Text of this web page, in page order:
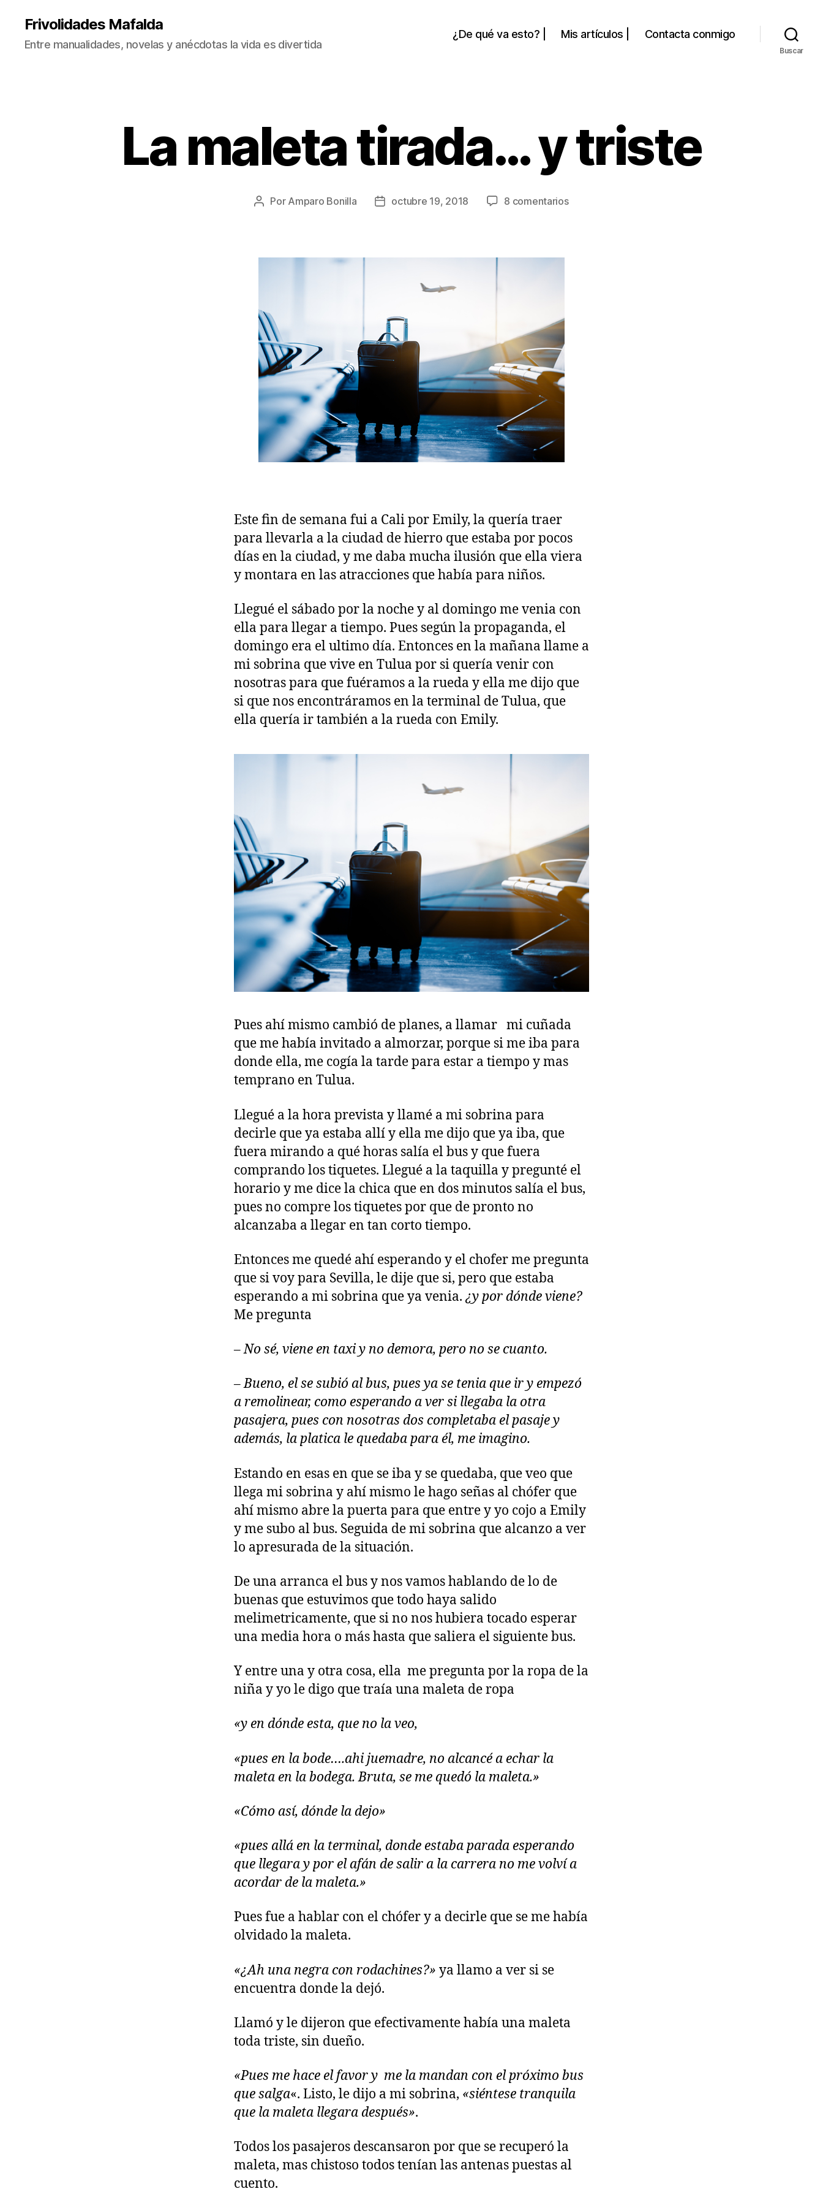
Frivolidades Mafalda
Entre manualidades, novelas y anécdotas la vida es divertida
¿De qué va esto? | Mis artículos | Contacta conmigo
Buscar
La maleta tirada… y triste
Autor
Por Amparo Bonilla
Fechaoctubre 19, 2018 8 comentariosen
Este fin de semana fui a Cali por Emily, la quería traer
para llevarla a la ciudad de hierro que estaba por pocos
días en la ciudad, y me daba mucha ilusión que ella viera
y montara en las atracciones que había para niños.
Llegué el sábado por la noche y al domingo me venia con
ella para llegar a tiempo. Pues según la propaganda, el
domingo era el ultimo día. Entonces en la mañana llame a
mi sobrina que vive en Tulua por si quería venir con
nosotras para que fuéramos a la rueda y ella me dijo que
si que nos encontráramos en la terminal de Tulua, que
ella quería ir también a la rueda con Emily.
Pues ahí mismo cambió de planes, a llamar mi cuñada
que me había invitado a almorzar, porque si me iba para
donde ella, me cogía la tarde para estar a tiempo y mas
temprano en Tulua.
Llegué a la hora prevista y llamé a mi sobrina para
decirle que ya estaba allí y ella me dijo que ya iba, que
fuera mirando a qué horas salía el bus y que fuera
comprando los tiquetes. Llegué a la taquilla y pregunté el
horario y me dice la chica que en dos minutos salía el bus,
pues no compre los tiquetes por que de pronto no
alcanzaba a llegar en tan corto tiempo.
Entonces me quedé ahí esperando y el chofer me pregunta
que si voy para Sevilla, le dije que si, pero que estaba
esperando a mi sobrina que ya venia. ¿y por dónde viene?
Me pregunta
– No sé, viene en taxi y no demora, pero no se cuanto.
– Bueno, el se subió al bus, pues ya se tenia que ir y empezó
a remolinear, como esperando a ver si llegaba la otra
pasajera, pues con nosotras dos completaba el pasaje y
además, la platica le quedaba para él, me imagino.
Estando en esas en que se iba y se quedaba, que veo que
llega mi sobrina y ahí mismo le hago señas al chófer que
ahí mismo abre la puerta para que entre y yo cojo a Emily
y me subo al bus. Seguida de mi sobrina que alcanzo a ver
lo apresurada de la situación.
De una arranca el bus y nos vamos hablando de lo de
buenas que estuvimos que todo haya salido
melimetricamente, que si no nos hubiera tocado esperar
una media hora o más hasta que saliera el siguiente bus.
Y entre una y otra cosa, ella me pregunta por la ropa de la
niña y yo le digo que traía una maleta de ropa
«y en dónde esta, que no la veo,
«pues en la bode….ahi juemadre, no alcancé a echar la
maleta en la bodega. Bruta, se me quedó la maleta.»
«Cómo así, dónde la dejo»
«pues allá en la terminal, donde estaba parada esperando
que llegara y por el afán de salir a la carrera no me volví a
acordar de la maleta.»
Pues fue a hablar con el chófer y a decirle que se me había
olvidado la maleta.
«¿Ah una negra con rodachines?» ya llamo a ver si se
encuentra donde la dejó.
Llamó y le dijeron que efectivamente había una maleta
toda triste, sin dueño.
«Pues me hace el favor y me la mandan con el próximo bus
que salga«. Listo, le dijo a mi sobrina, «siéntese tranquila
que la maleta llegara después».
Todos los pasajeros descansaron por que se recuperó la
maleta, mas chistoso todos tenían las antenas puestas al
cuento.